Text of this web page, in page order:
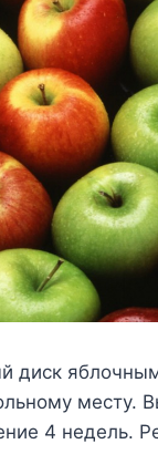
диск
месту.
4 недель.